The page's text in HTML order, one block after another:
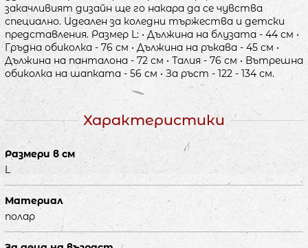
закачливият дизайн ще го накара да се чувства
специално. Идеален за коледни тържества и детски
представления. Размер L: • Дължина на блузата - 44 см •
Гръдна обиколка - 76 см • Дължина на ръкава - 45 см •
Дължина на панталона - 72 см • Талия - 76 см • Вътрешна
обиколка на шапката - 56 см • За ръст - 122 - 134 см.
Характеристики
Размери в см
L
Материал
полар